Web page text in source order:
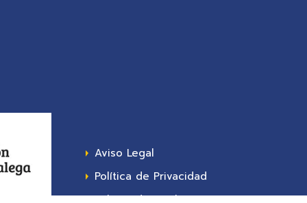
Aviso Legal
Política de Privacidad
Política de Cookies